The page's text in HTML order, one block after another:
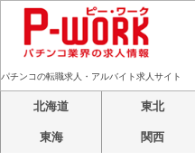
パチンコの転職求人・アルバイト求人サイト
北海道 東北
東海 関西